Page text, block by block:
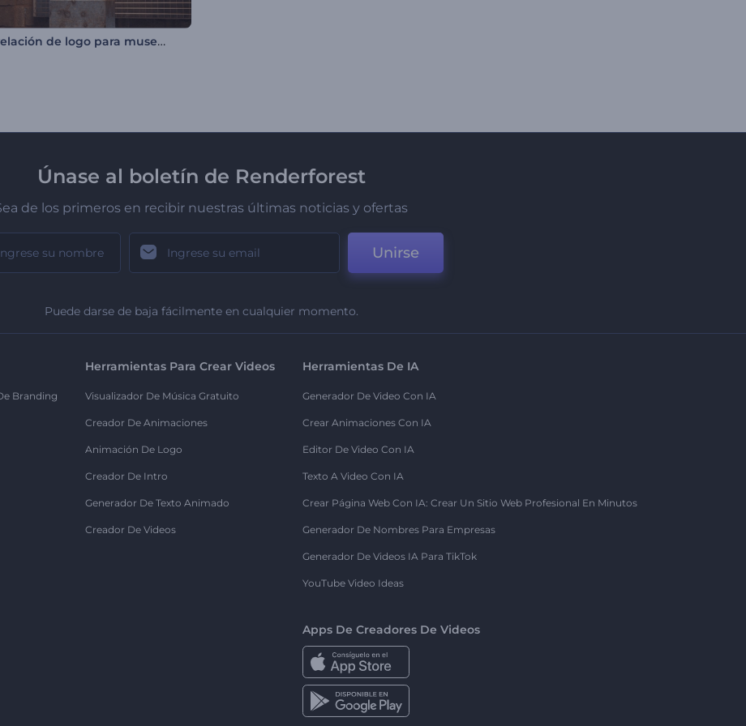
Revelación de logo para museo de arte
Únase al boletín de Renderforest
de los primeros en recibir nuestras últimas noticias y ofertas
Unirse
Puede darse de baja fácilmente en cualquier momento.
Branding
Herramientas Para Crear Videos
Visualizador De Música Gratuito
Creador De Animaciones
Animación De Logo
Creador De Intro
Generador De Texto Animado
Creador De Videos
Herramientas De IA
Generador De Video Con IA
Crear Animaciones Con IA
Editor De Video Con IA
Texto A Video Con IA
Crear Página Web Con IA: Crear Un Sitio Web Profesional En Minutos
Generador De Nombres Para Empresas
Generador De Videos IA Para TikTok
YouTube Video Ideas
Apps De Creadores De Videos